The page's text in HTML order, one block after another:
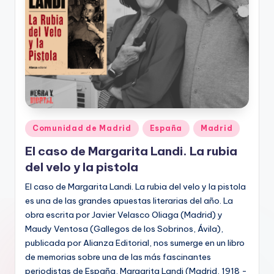
Publicado
en
Comunidad de Madrid España Madrid
El caso de Margarita Landi. La rubia
del velo y la pistola
El caso de Margarita Landi. La rubia del velo y la pistola
es una de las grandes apuestas literarias del año. La
obra escrita por Javier Velasco Oliaga (Madrid) y
Maudy Ventosa (Gallegos de los Sobrinos, Ávila),
publicada por Alianza Editorial, nos sumerge en un libro
de memorias sobre una de las más fascinantes
periodistas de España, Margarita Landi (Madrid, 1918 -